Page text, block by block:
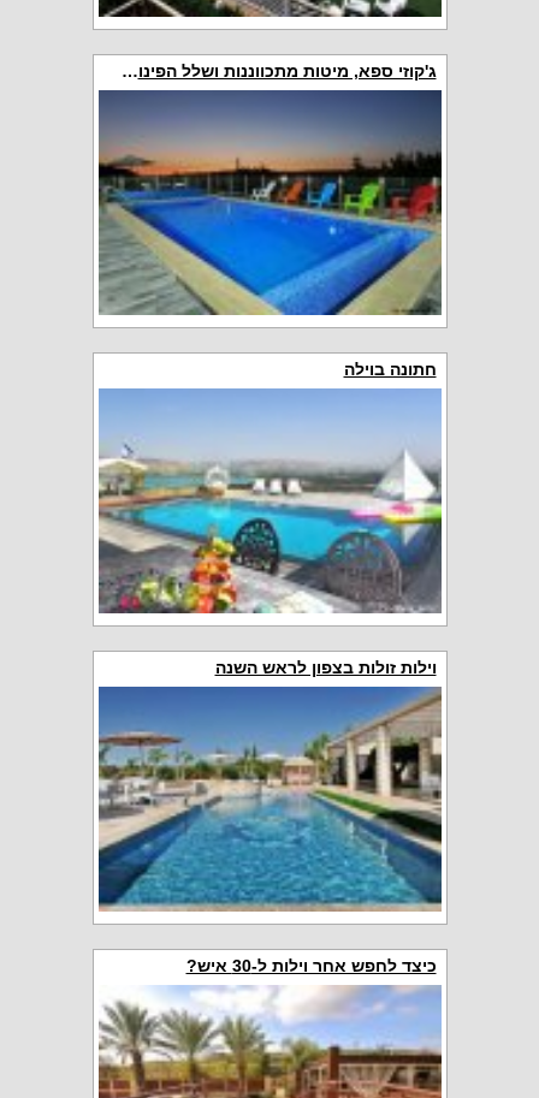
ג'קוזי ספא, מיטות מתכווננות ושלל הפינוקים של וילות יוקרה
חתונה בוילה
וילות זולות בצפון לראש השנה
כיצד לחפש אחר וילות ל-30 איש?